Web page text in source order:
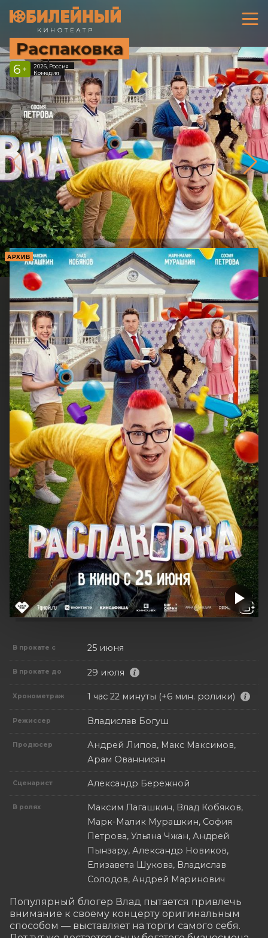
Распаковка
6 +
2026, Россия
Комедия
АРХИВ
В прокате с 25 июня
В прокате до 29 июля
Хронометраж 1 час 22 минуты (+6 мин. ролики)
Режиссер Владислав Богуш
Продюсер
Андрей Липов, Макс Максимов,
Арам Ованнисян
Сценарист Александр Бережной
В ролях
Максим Лагашкин, Влад Кобяков,
Марк-Малик Мурашкин, София
Петрова, Ульяна Чжан, Андрей
Пынзару, Александр Новиков,
Елизавета Шукова, Владислав
Солодов, Андрей Маринович
Популярный блогер Влад пытается привлечь
внимание к своему концерту оригинальным
способом — выставляет на торги самого себя.